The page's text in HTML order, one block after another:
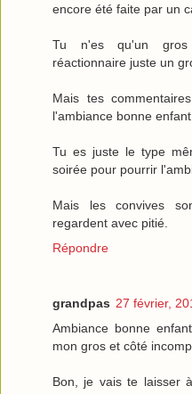
encore été faite par un
Tu n'es qu'un gros
réactionnaire juste un
Mais tes
l'ambiance bonne
Tu es juste le type
soirée pour pourrir
Mais les convives
regardent avec pitié.
Répondre
grandpas 27 février,
Ambiance bonne
mon gros et côté
Bon, je vais te laisser